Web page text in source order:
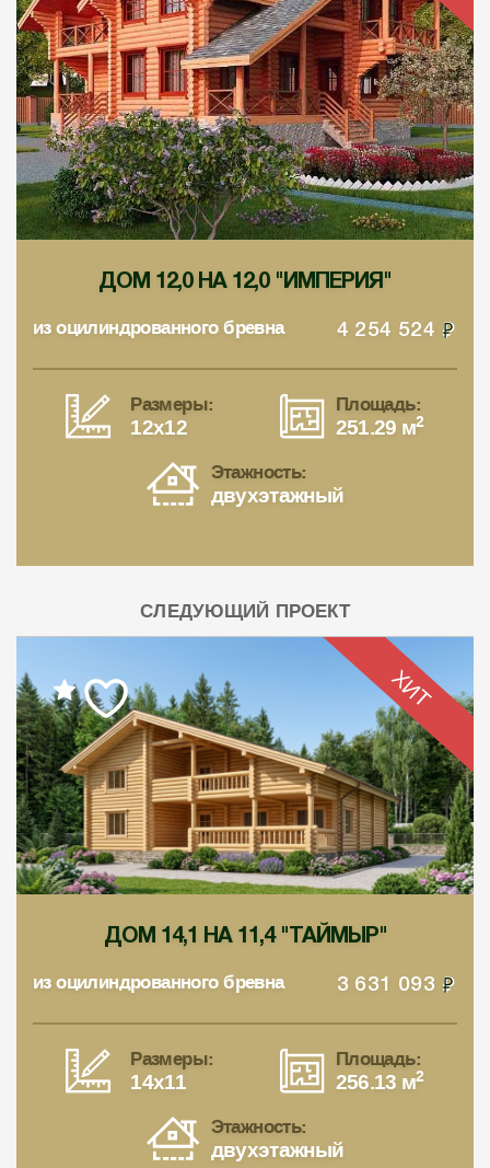
ДОМ 12,0 НА 12,0 "ИМПЕРИЯ"
из оцилиндрованного бревна 4 254 524
Размеры:
12x12
Площадь:
251.29 м2
Этажность:
двухэтажный
СЛЕДУЮЩИЙ ПРОЕКТ
ХИТ
ДОМ 14,1 НА 11,4 "ТАЙМЫР"
из оцилиндрованного бревна 3 631 093
Размеры:
14x11
Площадь:
256.13 м2
Этажность:
двухэтажный